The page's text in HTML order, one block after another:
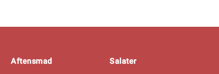
Footer
Aftensmad
Salater